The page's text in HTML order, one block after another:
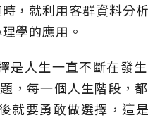
，就利用客群資料分
學的應用。
是人生一直不斷在發
，每一個人生階段，
就要勇敢做選擇，這